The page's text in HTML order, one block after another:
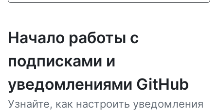
Начало работы с
подписками и
уведомлениями GitHub
Узнайте, как настроить уведомления